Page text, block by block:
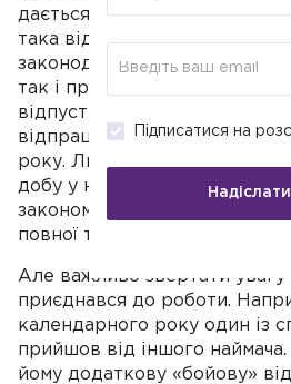
дається за календарний, а
така відпустка щорічною.Ну
законодавством додаткова
так і право співробітника
відпустку повної
відпрацьованого періоду
року. Лише як співробітник
добу у новому календарному
законом можливість йти у
повної тривалості.
Але важливо звертати увагу
приєднався до роботи.
календарного року один із
прийшов від іншого
йому додаткову «бойову»
Підписатися на
Надіслати